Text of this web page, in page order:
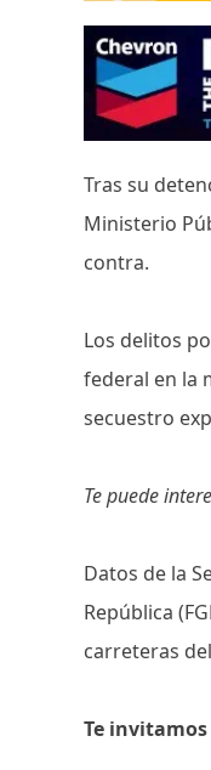
Tras su
Ministerio
contra.
Los delitos
federal en la
secuestro
Te puede
Datos de la
República
carreteras
Te